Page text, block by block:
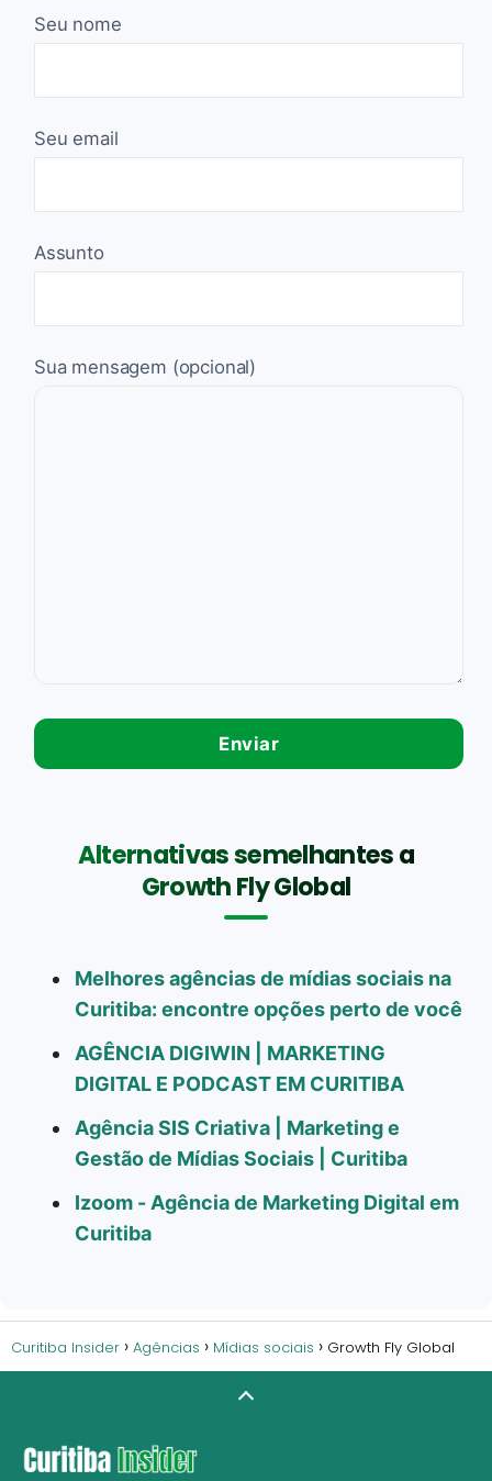
Seu nome
Seu email
Assunto
Sua mensagem (opcional)
Alternativas semelhantes a
Growth Fly Global
Melhores agências de mídias sociais na
Curitiba: encontre opções perto de você
AGÊNCIA DIGIWIN | MARKETING
DIGITAL E PODCAST EM CURITIBA
Agência SIS Criativa | Marketing e
Gestão de Mídias Sociais | Curitiba
Izoom - Agência de Marketing Digital em
Curitiba
Curitiba Insider Agências Mídias sociais Growth Fly Global